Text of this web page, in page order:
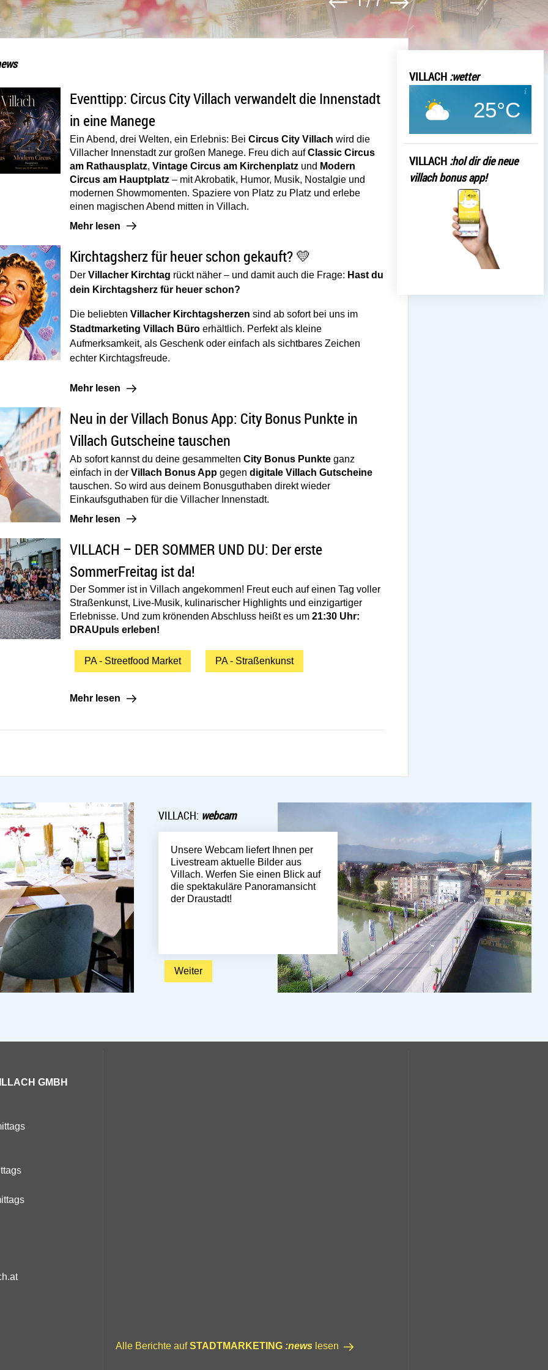
VILLACH! . .
Circus City Villach verwandelt die Innenstadt in eine Manege
Artikel öffnen: Eventtipp: Circus City Villach verwandelt die Innenstadt in eine
Eventtipp: Circus City Villach verwandelt die Innenstadt
in eine Manege
Ein Abend, drei Welten, ein Erlebnis: BeiCircus City Villach wird die
Villacher Innenstadt zur großen Manege. Freu dich aufClassic Circus
am Rathausplatz,Vintage Circus am Kirchenplatz und Modern
Circus am Hauptplatz – mit Akrobatik, Humor, Musik, Nostalgie und
modernen Showmomenten. Spaziere von Platz zu Platz und erlebe
einen magischen Abend mitten in Villach.
Mehr lesen: Eventtipp: Circus City Villach verwandelt die Innenstadt in eine Manege
Mehr lesen
für heuer schon gekauft? 💛
Artikel öffnen: Kirchtagsherz für heuer schon gekauft? 💛
Kirchtagsherz für heuer schon gekauft? 💛
DerVillacher Kirchtag rückt näher – und damit auch die Frage: Hast du
dein Kirchtagsherz für heuer schon?
Die beliebtenVillacher Kirchtagsherzen sind ab sofort bei uns im
Stadtmarketing Villach Büro erhältlich. Perfekt als kleine
Aufmerksamkeit, als Geschenk oder einfach als sichtbares Zeichen
echter Kirchtagsfreude.
Mehr lesen: Kirchtagsherz für heuer schon gekauft? 💛
Mehr lesen
Villach Bonus App: City Bonus Punkte in Villach Gutscheine tauschen
Artikel öffnen: Neu in der Villach Bonus App: City Bonus Punkte in Villach
Neu in der Villach Bonus App: City Bonus Punkte in
Villach Gutscheine tauschen
Ab sofort kannst du deine gesammeltenCity Bonus Punkte ganz
einfach in derVillach Bonus App gegendigitale Villach Gutscheine
tauschen. So wird aus deinem Bonusguthaben direkt wieder
Einkaufsguthaben für die Villacher Innenstadt.
Mehr lesen: Neu in der Villach Bonus App: City Bonus Punkte in Villach Gutscheine tauschen
Mehr lesen
– DER SOMMER UND DU: Der erste SommerFreitag ist da!
Artikel öffnen: VILLACH – DER SOMMER UND DU: Der erste SommerFreitag ist da!
VILLACH – DER SOMMER UND DU: Der erste
SommerFreitag ist da!
Der Sommer ist in Villach angekommen! Freut euch auf einen Tag voller
Straßenkunst, Live-Musik, kulinarischer Highlights und einzigartiger
Erlebnisse. Und zum krönenden Abschluss heißt es um21:30 Uhr:
DRAUpuls erleben!
PA - Streetfood Market PA - Straßenkunst
Mehr lesen: VILLACH – DER SOMMER UND DU: Der erste SommerFreitag ist da!
Mehr lesen
VILLACH :wetter
25°C
VILLACH öffnen: hol dir die
:hol dir die neue
villach bonus app!
Hol dir die neue VILLACH
VILLACH: webcam
Unsere Webcam liefert Ihnen per
Livestream aktuelle Bilder aus
Villach. Werfen Sie einen Blick auf
die spektakuläre Panoramansicht
der Draustadt!
Weiter: Webcam
Weiter
GMBH
Alle Berichte aufSTADTMARKETING :news lesen